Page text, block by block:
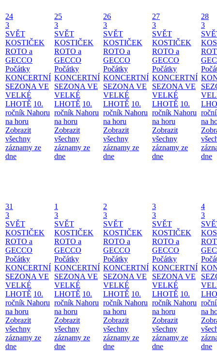
24
3
SVĚT
KOSTIČEK
ROTO a
GECCO
Počátky
KONCERTNÍ
SEZONA VE
VELKÉ
LHOTĚ 10.
ročník Nahoru
na horu
Zobrazit
všechny
záznamy ze
dne
25
3
SVĚT
KOSTIČEK
ROTO a
GECCO
Počátky
KONCERTNÍ
SEZONA VE
VELKÉ
LHOTĚ 10.
ročník Nahoru
na horu
Zobrazit
všechny
záznamy ze
dne
26
3
SVĚT
KOSTIČEK
ROTO a
GECCO
Počátky
KONCERTNÍ
SEZONA VE
VELKÉ
LHOTĚ 10.
ročník Nahoru
na horu
Zobrazit
všechny
záznamy ze
dne
27
3
SVĚT
KOSTIČEK
ROTO a
GECCO
Počátky
KONCERTNÍ
SEZONA VE
VELKÉ
LHOTĚ 10.
ročník Nahoru
na horu
Zobrazit
všechny
záznamy ze
dne
28
3
na
dne
31
3
SVĚT
KOSTIČEK
ROTO a
GECCO
Počátky
KONCERTNÍ
SEZONA VE
VELKÉ
LHOTĚ 10.
ročník Nahoru
na horu
Zobrazit
všechny
záznamy ze
dne
1
3
SVĚT
KOSTIČEK
ROTO a
GECCO
Počátky
KONCERTNÍ
SEZONA VE
VELKÉ
LHOTĚ 10.
ročník Nahoru
na horu
Zobrazit
všechny
záznamy ze
dne
2
3
SVĚT
KOSTIČEK
ROTO a
GECCO
Počátky
KONCERTNÍ
SEZONA VE
VELKÉ
LHOTĚ 10.
ročník Nahoru
na horu
Zobrazit
všechny
záznamy ze
dne
3
3
SVĚT
KOSTIČEK
ROTO a
GECCO
Počátky
KONCERTNÍ
SEZONA VE
VELKÉ
LHOTĚ 10.
ročník Nahoru
na horu
Zobrazit
všechny
záznamy ze
dne
4
3
na
dne